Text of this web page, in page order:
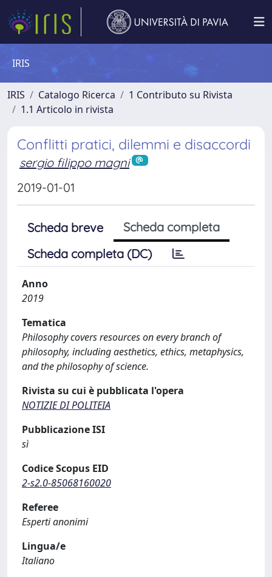
IRIS
IRIS Catalogo Ricerca
1 Contributo su Rivista
1.1 Articolo in rivista
Conflitti pratici, dilemmi e disaccordi
sergio filippo magni
2019-01-01
Scheda breve
Scheda completa
Scheda completa (DC)
Anno
2019
Tematica
Philosophy covers resources on every branch of
philosophy, including aesthetics, ethics, metaphysics,
and the philosophy of science.
Rivista su cui è pubblicata l'opera
NOTIZIE DI POLITEIA
Pubblicazione ISI
sì
Codice Scopus EID
2-s2.0-85068160020
Referee
Esperti anonimi
Lingua/e
Italiano